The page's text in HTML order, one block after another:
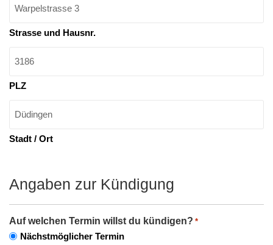
Strasse und Hausnr.
PLZ
Stadt / Ort
Angaben zur Kündigung
Auf welchen Termin willst du kündigen? *
Nächstmöglicher Termin